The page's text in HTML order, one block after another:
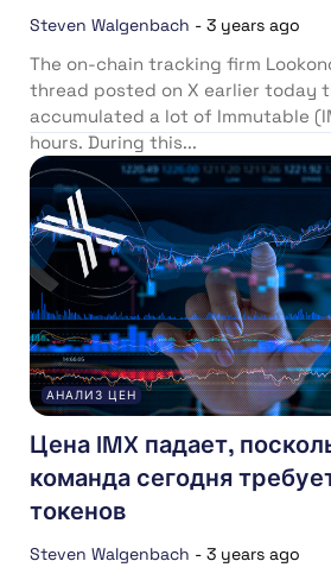
Steven Walgenbach - 3 years ago
The on-chain tracking firm
thread posted on X earlier today
accumulated a lot of Immutable
hours. During this...
АНАЛИЗ ЦЕН
Цена IMX падает,
команда сегодня
токенов
Steven Walgenbach - 3 years ago